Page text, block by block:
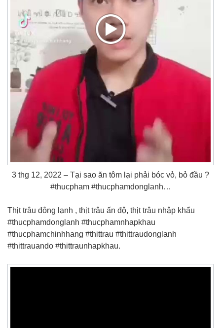
3 thg 12, 2022 – Tại sao ăn tôm lại phải bóc vỏ, bỏ đầu ?
#thucpham #thucphamdonglanh…
Thịt trâu đông lạnh , thịt trâu ấn độ, thịt trâu nhập khẩu
#thucphamdonglanh #thucphamnhapkhau
#thucphamchinhhang #thittrau #thittraudonglanh
#thittrauando #thittraunhapkhau.